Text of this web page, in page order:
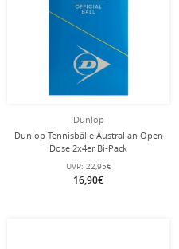
Dunlop
Dunlop Tennisbälle Australian Open
Dose 2x4er Bi-Pack
UVP: 22,95€
16,90€